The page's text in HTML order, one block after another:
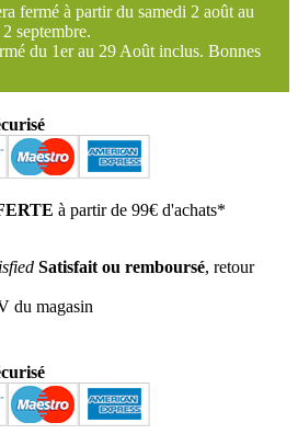
fermé à partir du samedi 2 août au
septembre.
du 1er au 29 Août inclus. Bonnes
à partir de 99€ d'achats*
Satisfait ou remboursé, retour
du magasin